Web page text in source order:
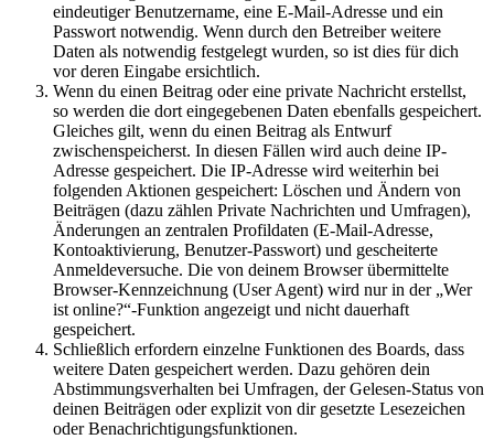
eindeutiger Benutzername, eine E-Mail-Adresse und ein
Passwort notwendig. Wenn durch den Betreiber weitere
Daten als notwendig festgelegt wurden, so ist dies für dich
vor deren Eingabe ersichtlich.
Wenn du einen Beitrag oder eine private Nachricht erstellst,
so werden die dort eingegebenen Daten ebenfalls gespeichert.
Gleiches gilt, wenn du einen Beitrag als Entwurf
zwischenspeicherst. In diesen Fällen wird auch deine IP-
Adresse gespeichert. Die IP-Adresse wird weiterhin bei
folgenden Aktionen gespeichert: Löschen und Ändern von
Beiträgen (dazu zählen Private Nachrichten und Umfragen),
Änderungen an zentralen Profildaten (E-Mail-Adresse,
Kontoaktivierung, Benutzer-Passwort) und gescheiterte
Anmeldeversuche. Die von deinem Browser übermittelte
Browser-Kennzeichnung (User Agent) wird nur in der „Wer
ist online?“-Funktion angezeigt und nicht dauerhaft
gespeichert.
Schließlich erfordern einzelne Funktionen des Boards, dass
weitere Daten gespeichert werden. Dazu gehören dein
Abstimmungsverhalten bei Umfragen, der Gelesen-Status von
deinen Beiträgen oder explizit von dir gesetzte Lesezeichen
oder Benachrichtigungsfunktionen.